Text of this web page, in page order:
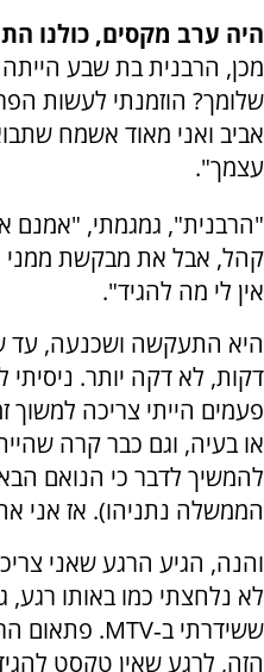
היה ערב מקסים, כולנו
מכן, הרבנית בת שבע
שלומך? הוזמנתי לעשות
אביב ואני מאוד אשמח
עצמך".
"הרבנית", גמגמתי, "אמנם
קהל, אבל את מבקשת ממני
אין לי מה להגיד".
היא התעקשה ושכנעה, עד
דקות, לא דקה יותר.
פעמים הייתי צריכה למשוך
או בעיה, וגם כבר קרה
להמשיך לדבר כי הנואם
הממשלה נתניהו). אז אני
והנה, הגיע הרגע שאני
לא נלחצתי כמו באותו רגע,
ששידרתי ב‑MTV. פתאום
הזה, לרגע שאין טקסט